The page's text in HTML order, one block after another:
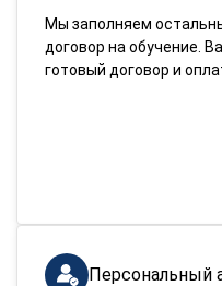
Мы заполняем
договор на обучение.
готовый договор и
Персональный